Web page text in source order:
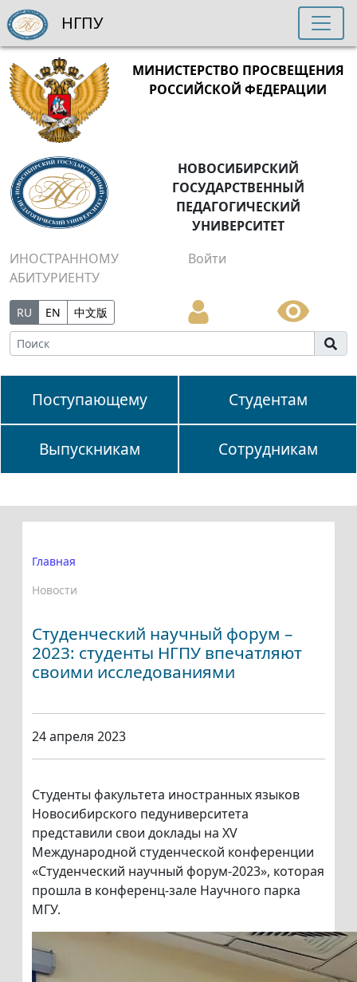
МИНИСТЕРСТВО ПРОСВЕЩЕНИЯ
РОССИЙСКОЙ ФЕДЕРАЦИИ
НОВОСИБИРСКИЙ
ГОСУДАРСТВЕННЫЙ
ПЕДАГОГИЧЕСКИЙ
УНИВЕРСИТЕТ
ИНОСТРАННОМУ
АБИТУРИЕНТУ
Войти
RU EN 中文版
Поступающему Студентам
Выпускникам Сотрудникам
НГПУ
Главная
Новости
Студенческий научный форум –
2023: студенты НГПУ впечатляют
своими исследованиями
24 апреля 2023
Студенты факультета иностранных языков
Новосибирского педуниверситета
представили свои доклады на XV
Международной студенческой конференции
«Студенческий научный форум-2023», которая
прошла в конференц-зале Научного парка
МГУ.